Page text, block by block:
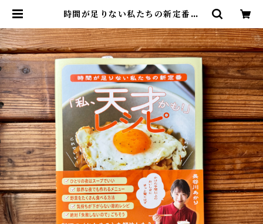
時間が足りない私たちの新定番
あかり | 尾鷲市九鬼町 漁村の本屋
トンガ坂文庫